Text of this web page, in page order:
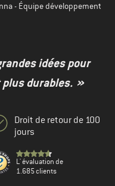
- Équipe développement
idées pour
durables. »
Droit de retour de 100
jours
L' évaluation de
1.685 clients